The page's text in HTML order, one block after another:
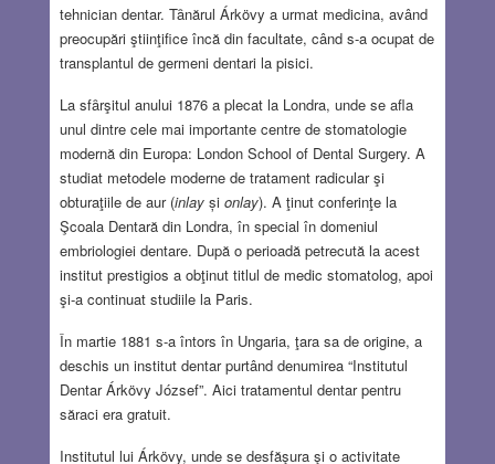
tehnician dentar. Tȃnărul Árkövy a urmat medicina, având
preocupări ştiinţifice încă din facultate, când s-a ocupat de
transplantul de germeni dentari la pisici.
La sfȃrşitul anului 1876 a plecat la Londra, unde se afla
unul dintre cele mai importante centre de stomatologie
modernă din Europa: London School of Dental Surgery. A
studiat metodele moderne de tratament radicular şi
obturaţiile de aur (inlay șionlay). A ţinut conferinţe la
Şcoala Dentară din Londra, în special în domeniul
embriologiei dentare. După o perioadă petrecută la acest
institut prestigios a obţinut titlul de medic stomatolog, apoi
şi-a continuat studiile la Paris.
În martie 1881 s-a întors în Ungaria, ţara sa de origine, a
deschis un institut dentar purtând denumirea “Institutul
Dentar Árkövy József”. Aici tratamentul dentar pentru
săraci era gratuit.
Institutul lui Árkövy, unde se desfăşura şi o activitate